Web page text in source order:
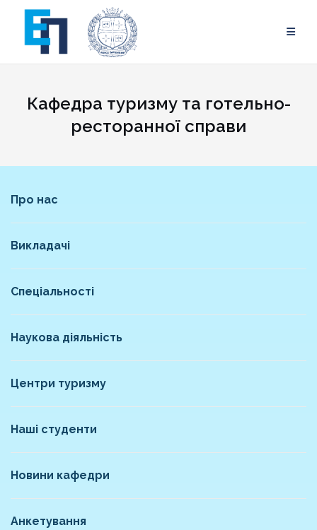
content
Кафедра туризму та готельно-
ресторанної справи
Про нас
Викладачі
Спеціальності
Наукова діяльність
Центри туризму
Наші студенти
Новини кафедри
Анкетування